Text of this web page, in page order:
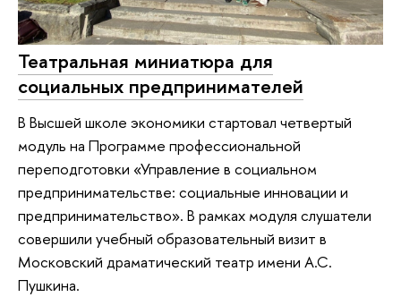
Театральная миниатюра для
социальных предпринимателей
В Высшей школе экономики стартовал четвертый
модуль на Программе профессиональной
переподготовки «Управление в социальном
предпринимательстве: социальные инновации и
предпринимательство». В рамках модуля слушатели
совершили учебный образовательный визит в
Московский драматический театр имени А.С.
Пушкина.